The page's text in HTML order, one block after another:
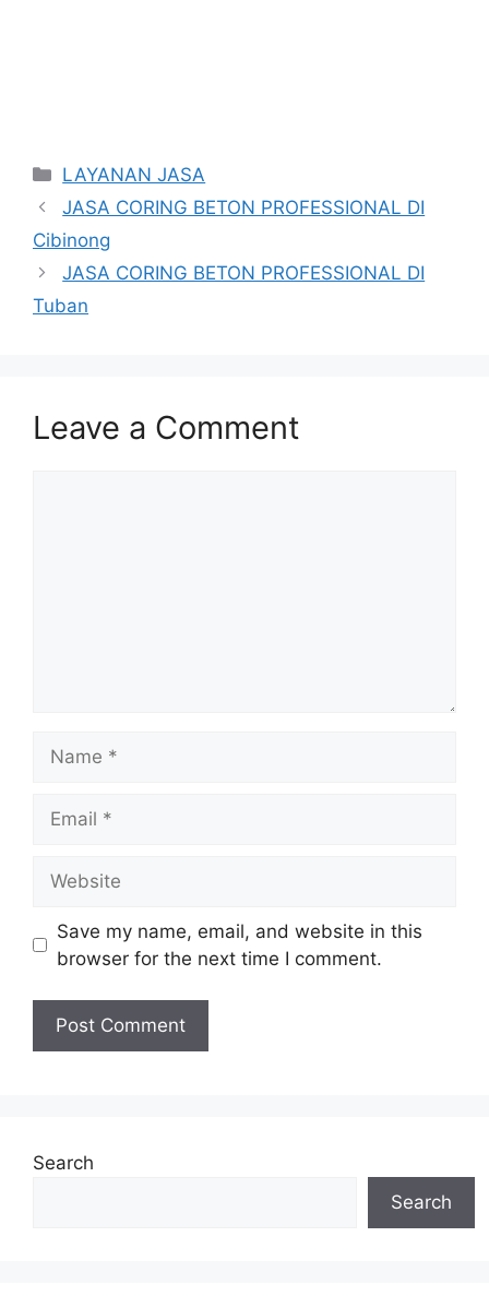
Categories
LAYANAN JASA
JASA CORING BETON PROFESSIONAL DI
Cibinong
JASA CORING BETON PROFESSIONAL DI
Tuban
Leave a Comment
Save my name, email, and website in this
browser for the next time I comment.
Search
Search